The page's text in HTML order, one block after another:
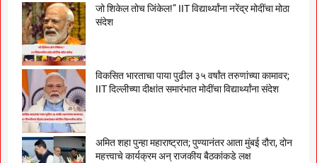
जो शिकेल तोच जिंकेल!” IIT विद्यार्थ्यांना नरेंद्र मोदींचा मोठा
संदेश
विकसित भारताचा पाया पुढील ३५ वर्षांत तरुणांच्या कामावर;
IIT दिल्लीच्या दीक्षांत समारंभात मोदींचा विद्यार्थ्यांना संदेश
अमित शहा पुन्हा महाराष्ट्रात; पुण्यानंतर आता मुंबई दौरा, दोन
महत्त्वाचे कार्यक्रम अन् राजकीय बैठकांकडे लक्ष